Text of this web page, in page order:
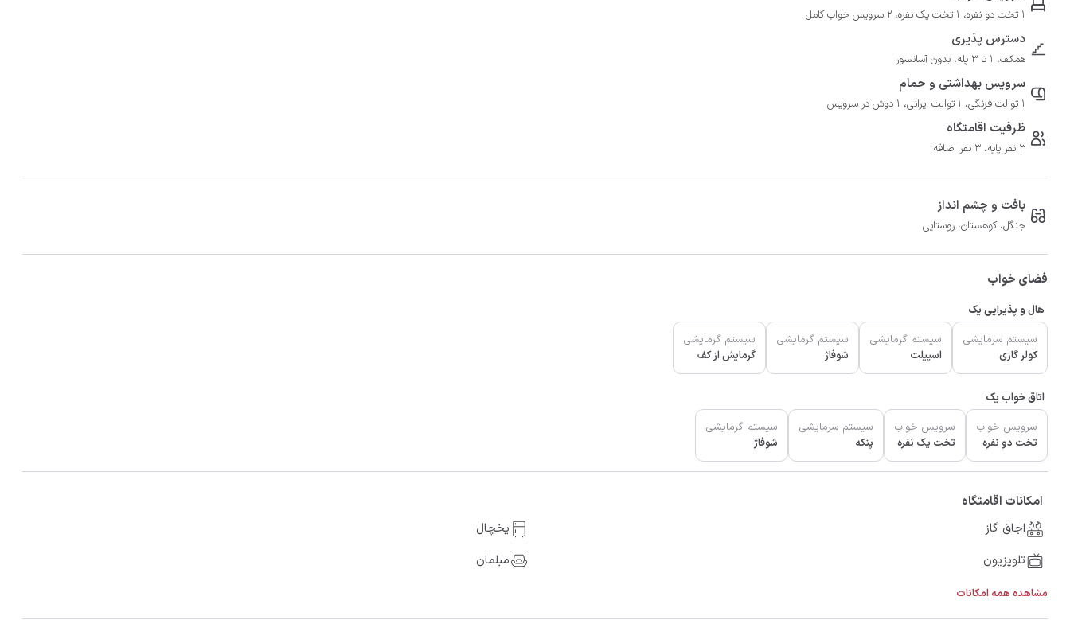
1 تخت دو نفره، 1 تخت یک نفره، 2 سرویس خواب کامل
دسترس پذیری
همکف، 1 تا 3 پله، بدون آسانسور
سرویس بهداشتی و حمام
1 توالت فرنگی، 1 توالت ایرانی، 1 دوش در سرویس
ظرفیت اقامتگاه
3 نفر پایه، 3 نفر اضافه
بافت و چشم انداز
جنگل، کوهستان، روستایی
فضای خواب
هال و پذیرایی یک
سیستم سرمایشی
کولر گازی
سیستم گرمایشی
اسپیلت
سیستم گرمایشی
شوفاژ
سیستم گرمایشی
گرمایش از کف
اتاق خواب یک
سرویس خواب
تخت دو نفره
سرویس خواب
تخت یک نفره
سیستم سرمایشی
پنکه
سیستم گرمایشی
شوفاژ
امکانات اقامتگاه
اجاق گاز
یخچال
تلویزیون
مبلمان
مشاهده همه امکانات